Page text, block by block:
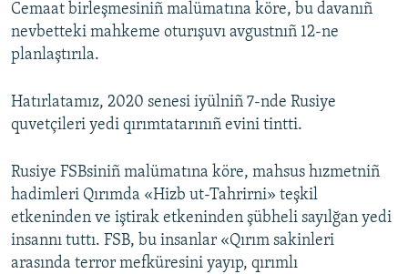
Cemaat birleşmesiniñ malümatına köre, bu davanıñ
nevbetteki mahkeme oturışuvı avgustnıñ 12-ne
planlaştırıla.
Hatırlatamız, 2020 senesi iyülniñ 7-nde Rusiye
quvetçileri yedi qırımtatarınıñ evini tintti.
Rusiye FSBsiniñ malümatına köre, mahsus hızmetniñ
hadimleri Qırımda «Hizb ut-Tahrirni» teşkil
etkeninden ve iştirak etkeninden şübheli sayılğan yedi
insannı tuttı. FSB, bu insanlar «Qırım sakinleri
arasında terror mefküresini yayıp, qırımlı